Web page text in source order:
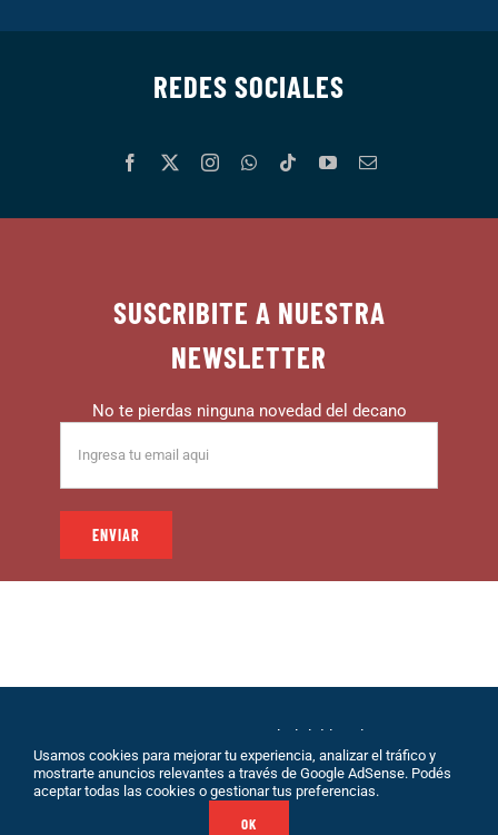
REDES SOCIALES
SUSCRIBITE A NUESTRA
NEWSLETTER
No te pierdas ninguna novedad del decano
© 1999 – DECANO – La comunidad del hincha |
Desarrollo: Eolio |Políticas de Privacidad|Sobre
Nosotros|Terminos de Servicio|Contacto
Usamos cookies para mejorar tu experiencia, analizar el tráfico y
mostrarte anuncios relevantes a través de Google AdSense. Podés
aceptar todas las cookies o gestionar tus preferencias.
OK